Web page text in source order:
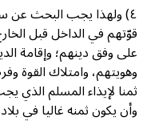
٤) ولهذا يجب البحث
قوّتهم في الداخل قبل
على وفق دينهم؛ وإقامة
وهويتهم، وامتلاك القوة
ثمنا لإيذاء المسلم الذي
وأن يكون ثمنه غاليا في